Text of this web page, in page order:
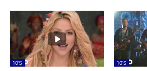
10'S 10'S